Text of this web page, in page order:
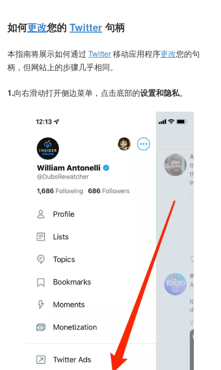
如何更改您的 Twitter 句柄
本指南将展示如何通过 Twitter移动应用程序更改您的句
柄，但网站上的步骤几乎相同。
1.向右滑动打开侧边菜单，点击底部的设置和隐私。